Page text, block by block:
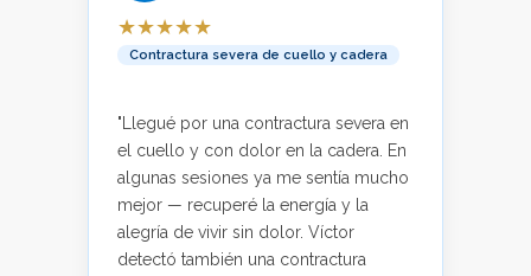
★★★★★
Contractura severa de cuello y cadera
"Llegué por una contractura severa en
el cuello y con dolor en la cadera. En
algunas sesiones ya me sentía mucho
mejor — recuperé la energía y la
alegría de vivir sin dolor. Víctor
detectó también una contractura